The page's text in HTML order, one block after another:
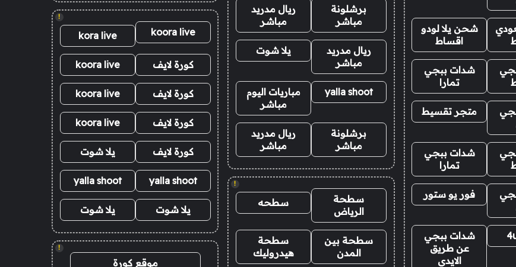
شحن يلا لودو
اقساط
شدات ببجي
تمارا
متجر تقسيط
شدات ببجي
تمارا
فور يو ستور
شدات ببجي
عن طريق
الايدي
برشلونة
مباشر
ريال مدريد
مباشر
ريال مدريد
مباشر
يلا شوت
yalla shoot
مباريات اليوم
مباشر
برشلونة
مباشر
ريال مدريد
مباشر
!
سطحة
الرياض
سطحه
سطحة بين
المدن
سطحة
هيدروليك
!
koora live
kora live
كورة لايف koora live
كورة لايف koora live
كورة لايف koora live
كورة لايف يلا شوت
yalla shoot
yalla shoot
يلا شوت يلا شوت
!
موقع كورة